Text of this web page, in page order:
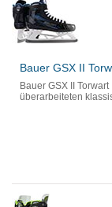
Bauer GSX II
Bauer GSX II
überarbeiteten